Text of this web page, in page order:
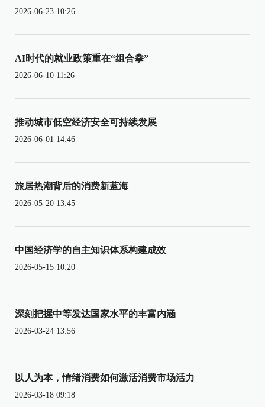
2026-06-23 10:26
AI时代的就业政策重在“组合拳”
2026-06-10 11:26
推动城市低空经济安全可持续发展
2026-06-01 14:46
旅居热潮背后的消费新蓝海
2026-05-20 13:45
中国经济学的自主知识体系构建成效
2026-05-15 10:20
深刻把握中等发达国家水平的丰富内涵
2026-03-24 13:56
以人为本，情绪消费如何激活消费市场活力
2026-03-18 09:18